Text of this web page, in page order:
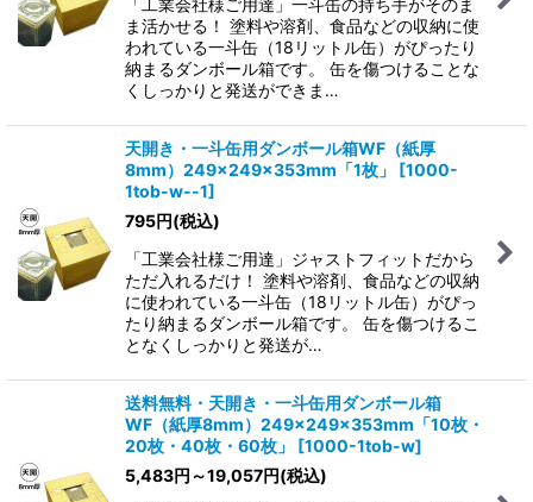
「工業会社様ご用達」一斗缶の持ち手がそのま
ま活かせる！ 塗料や溶剤、食品などの収納に使
われている一斗缶（18リットル缶）がぴったり
納まるダンボール箱です。 缶を傷つけることな
くしっかりと発送ができま…
天開き・一斗缶用ダンボール箱WF（紙厚
8mm）249×249×353mm「1枚」
[1000-
1tob-w--1]
795円(税込)
「工業会社様ご用達」ジャストフィットだから
ただ入れるだけ！ 塗料や溶剤、食品などの収納
に使われている一斗缶（18リットル缶）がぴっ
たり納まるダンボール箱です。 缶を傷つけるこ
となくしっかりと発送が…
送料無料・天開き・一斗缶用ダンボール箱
WF（紙厚8mm）249×249×353mm「10枚・
20枚・40枚・60枚」
[1000-1tob-w]
5,483円 ～19,057円(税込)